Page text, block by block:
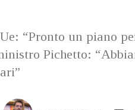
“Pronto un piano
Pichetto: